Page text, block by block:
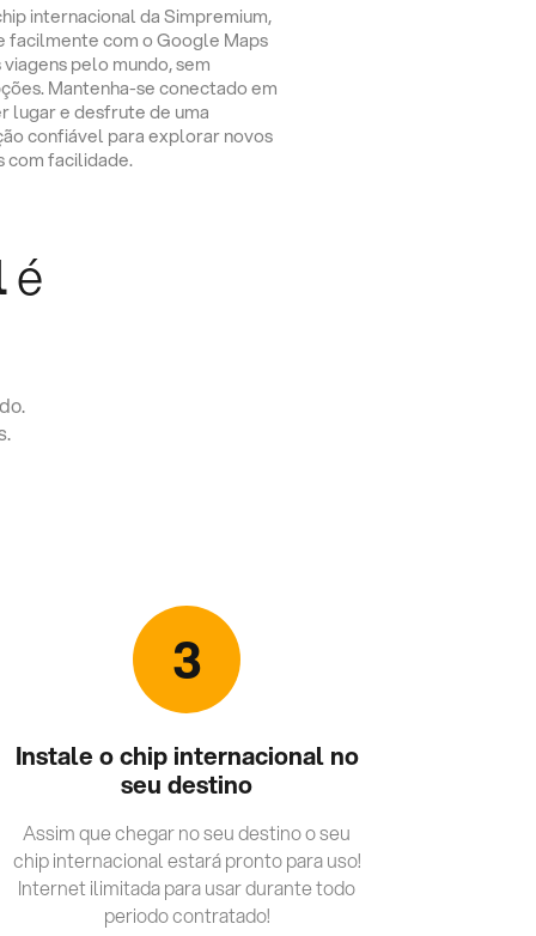
internacional da Simpremium,
facilmente com o Google Maps
viagens pelo mundo, sem
Mantenha-se conectado em
lugar e desfrute de uma
confiável para explorar novos
com facilidade.
é
3
Instale o chip internacional no
seu destino
Assim que chegar no seu destino o seu
chip internacional estará pronto para uso!
Internet ilimitada para usar durante todo
periodo contratado!